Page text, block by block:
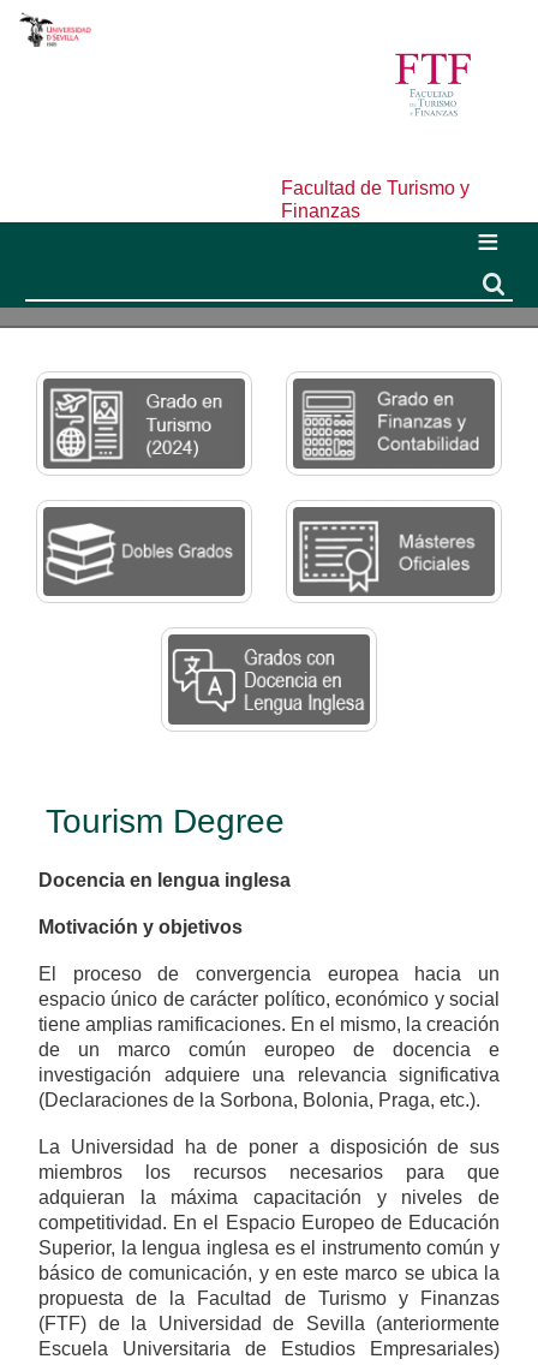
Facultad de Turismo y
Finanzas
Tourism Degree
Docencia en lengua inglesa
Motivación y objetivos
El proceso de convergencia europea hacia un
espacio único de carácter político, económico y social
tiene amplias ramificaciones. En el mismo, la creación
de un marco común europeo de docencia e
investigación adquiere una relevancia significativa
(Declaraciones de la Sorbona, Bolonia, Praga, etc.).
La Universidad ha de poner a disposición de sus
miembros los recursos necesarios para que
adquieran la máxima capacitación y niveles de
competitividad. En el Espacio Europeo de Educación
Superior, la lengua inglesa es el instrumento común y
básico de comunicación, y en este marco se ubica la
propuesta de la Facultad de Turismo y Finanzas
(FTF) de la Universidad de Sevilla (anteriormente
Escuela Universitaria de Estudios Empresariales)